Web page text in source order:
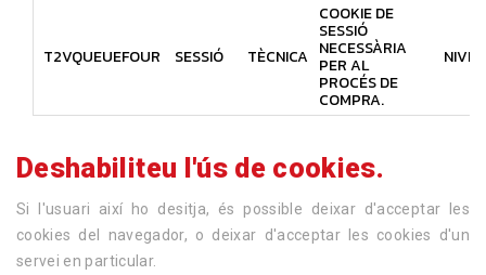
T2VQUEUEFOUR SESSIÓ TÈCNICA
COOKIE DE
SESSIÓ
NECESSÀRIA
PER AL
PROCÉS DE
COMPRA.
Deshabiliteu l'ús de cookies.
Si l'usuari així ho desitja, és possible deixar d'acceptar les
cookies del navegador, o deixar d'acceptar les cookies d'un
servei en particular.